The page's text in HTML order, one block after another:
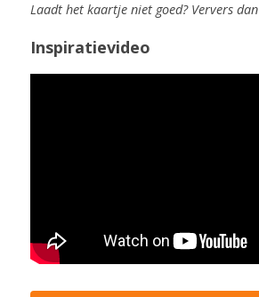
Laadt het kaartje niet goed? Ververs
Inspiratievideo